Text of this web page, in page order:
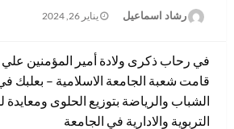
رشاد اسماعيل
نُشر
يناير 26, 2024
في رحاب ذكرى ولادة أمير المؤمنين
قامت شعبة الجامعة الاسلامية –
الشباب والرياضة بتوزيع الحلوى ومعايدة
التربوية والادارية في الجامعة